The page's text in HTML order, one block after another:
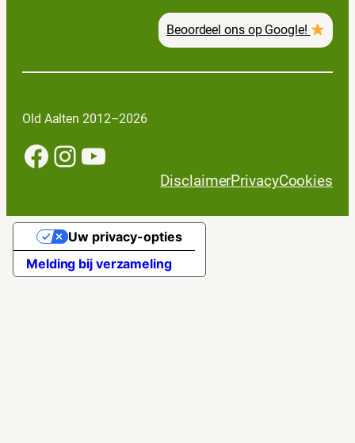
Beoordeel ons op Google!
Old Aalten 2012–2026
Facebook InstagramYouTube
DisclaimerPrivacyCookies
Melding bij verzameling
Uw privacy-opties